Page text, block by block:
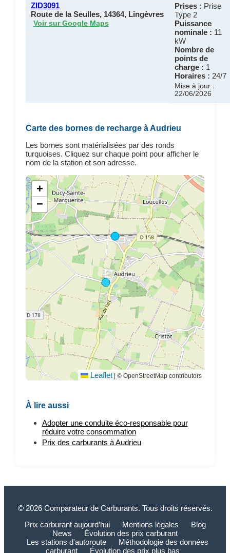
ZID3091
Route de la Seulles, 14364, Lingèvres
Voir sur Google Maps
Prises : Prise
Type 2
Puissance
nominale : 11
kW
Nombre de
points de
charge : 1
Horaires : 24/7
Mise à jour :
22/06/2026
Carte des bornes de recharge à Audrieu
Les bornes sont matérialisées par des ronds
turquoises. Cliquez sur chaque point pour afficher le
nom de la station et son adresse.
+
−
Leaflet | © OpenStreetMap contributors
À lire aussi
Adopter une conduite éco-responsable pour
réduire votre consommation
Prix des carburants à Audrieu
© 2026 Comparateur de Carburants. Tous droits réservés.
Prix carburant aujourd’hui
Mentions légales
Blog
News
Évolution des prix carburant
Les stations d'autoroute
Méthodologie des données
carburant
Évolution des prix plus bas